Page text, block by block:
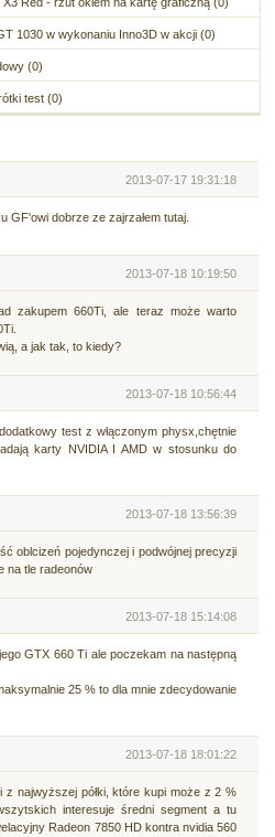
1030 w wykonaniu Inno3D w akcji (0)
(0)
test (0)
2013-07-17 19:31:18
GF'owi dobrze ze zajrzałem tutaj.
2013-07-18 10:19:50
zakupem 660Ti, ale teraz może warto
a jak tak, to kiedy?
2013-07-18 10:56:44
test z włączonym physx,chętnie
karty NVIDIA I AMD w stosunku do
2013-07-18 13:56:39
oblcizeń pojedynczej i podwójnej precyzji
na tle radeonów
2013-07-18 15:14:08
GTX 660 Ti ale poczekam na następną
25 % to dla mnie zdecydowanie
2013-07-18 18:01:22
z najwyższej półki, które kupi może z 2 %
interesuje średni segment a tu
Radeon 7850 HD kontra nvidia 560